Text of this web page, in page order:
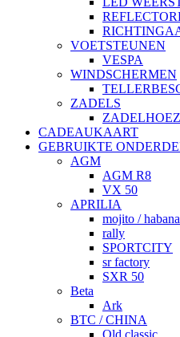
VOETSTEUNEN
VESPA
WINDSCHERMEN
ZADELS
CADEAUKAART
GEBRUIKTE
AGM
AGM R8
VX 50
APRILIA
mojito / habana
rally
SPORTCITY
sr factory
SXR 50
Beta
Ark
BTC / CHINA